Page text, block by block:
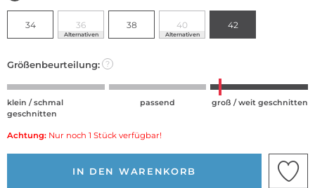
34 36
Alternativen
38 40
Alternativen
42
Größenbeurteilung: ?
klein / schmal
geschnitten
passend groß / weit geschnitten
Achtung: Nur noch 1 Stück verfügbar!
IN DEN WARENKORB